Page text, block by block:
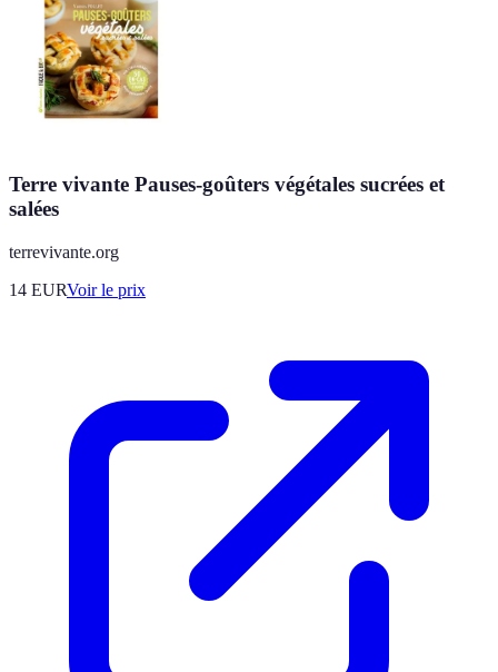
Terre vivante Pauses-goûters végétales sucrées et
salées
terrevivante.org
14 EURVoir le prix